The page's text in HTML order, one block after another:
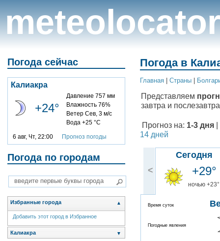
meteolocator
Погода сейчас
Калиакра
+24°
Давление 757 мм
Влажность 76%
Ветер Сев, 3 м/с
Вода +25 °C
6 авг, Чт, 22:00 Прогноз погоды
Погода по городам
Избранные города ▲
Добавить этот город в Избранное
Калиакра ▼
Погода в
Главная Cтраны
Представляем
завтра и
Прогноз на: 1-3 дня
14 дней
<
Сегодня
+29°
ночью +23°
Время суток
Погодные явления